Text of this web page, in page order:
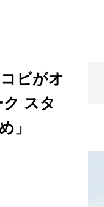
ビがオ
スタ
」